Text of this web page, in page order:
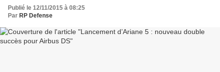
Publié le 12/11/2015 à 08:25
Par RP Defense